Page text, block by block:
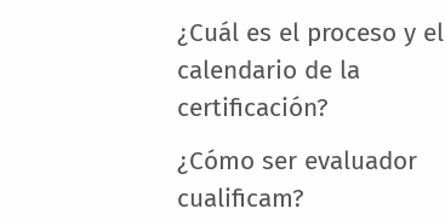
¿Cuál es el proceso y el
calendario de la
certificación?
¿Cómo ser evaluador
cualificam?